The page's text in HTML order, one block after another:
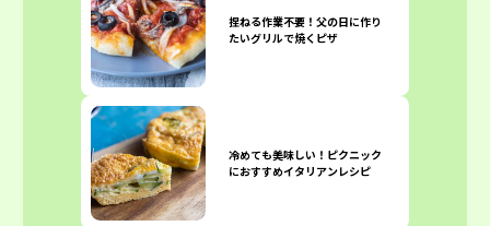
捏ねる作業不要！父の日に作り
たいグリルで焼くピザ
冷めても美味しい！ピクニック
におすすめイタリアンレシピ